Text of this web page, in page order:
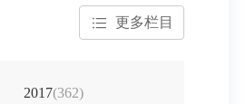
更多栏目
2017(362)